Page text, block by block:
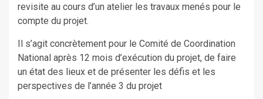
revisite au cours d’un atelier les travaux menés pour le
compte du projet.
Il s’agit concrètement pour le Comité de Coordination
National après 12 mois d’exécution du projet, de faire
un état des lieux et de présenter les défis et les
perspectives de l’année 3 du projet